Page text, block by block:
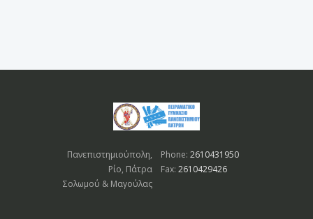
Phone: 2610431950
Fax: 2610429426
Πανεπιστημιούπολη,
Ρίο, Πάτρα
Σολωμού & Μαγούλας